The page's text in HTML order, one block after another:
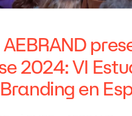
AEBRAND
2024:VI
Branding en